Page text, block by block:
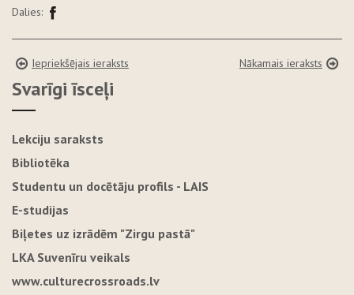
Dalies:
Iepriekšējais ieraksts Nākamais ieraksts
Svarīgi īsceļi
Lekciju saraksts
Bibliotēka
Studentu un docētāju profils - LAIS
E-studijas
Biļetes uz izrādēm "Zirgu pastā"
LKA Suvenīru veikals
www.culturecrossroads.lv